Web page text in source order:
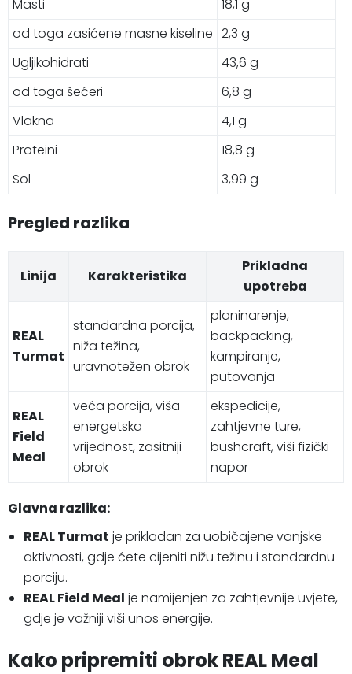
Masti
18,1 g
od toga zasićene masne kiseline 2,3 g
Ugljikohidrati
43,6 g
od toga šećeri
6,8 g
Vlakna
4,1 g
Proteini
18,8 g
Sol
3,99 g
Pregled razlika
Linija Karakteristika
Prikladna
upotreba
REAL
Turmat
standardna porcija,
niža težina,
uravnotežen obrok
planinarenje,
backpacking,
kampiranje,
putovanja
REAL
Field
Meal
veća porcija, viša
energetska
vrijednost, zasitniji
obrok
ekspedicije,
zahtjevne ture,
bushcraft, viši fizički
napor
Glavna razlika:
REAL Turmat je prikladan za uobičajene vanjske
aktivnosti, gdje ćete cijeniti nižu težinu i standardnu
porciju.
REAL Field Meal je namijenjen za zahtjevnije uvjete,
gdje je važniji viši unos energije.
Kako pripremiti obrok REAL Meal